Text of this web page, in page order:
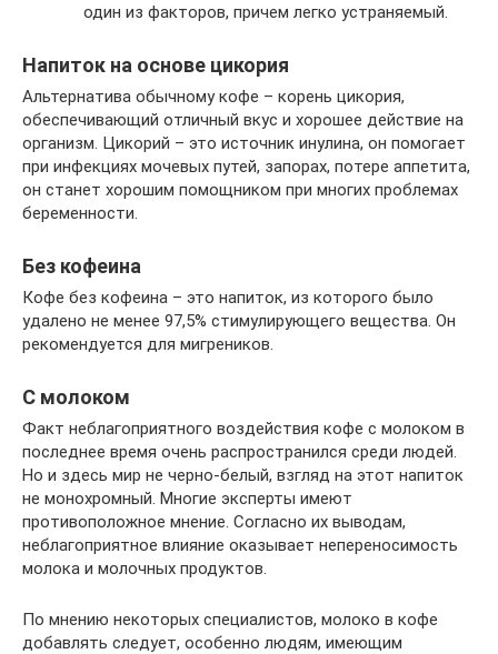
один из факторов, причем легко устраняемый.
Напиток на основе цикория
Альтернатива обычному кофе – корень цикория,
обеспечивающий отличный вкус и хорошее действие на
организм. Цикорий – это источник инулина, он помогает
при инфекциях мочевых путей, запорах, потере аппетита,
он станет хорошим помощником при многих проблемах
беременности.
Без кофеина
Кофе без кофеина – это напиток, из которого было
удалено не менее 97,5% стимулирующего вещества. Он
рекомендуется для мигреников.
С молоком
Факт неблагоприятного воздействия кофе с молоком в
последнее время очень распространился среди людей.
Но и здесь мир не черно-белый, взгляд на этот напиток
не монохромный. Многие эксперты имеют
противоположное мнение. Согласно их выводам,
неблагоприятное влияние оказывает непереносимость
молока и молочных продуктов.
По мнению некоторых специалистов, молоко в кофе
добавлять следует, особенно людям, имеющим